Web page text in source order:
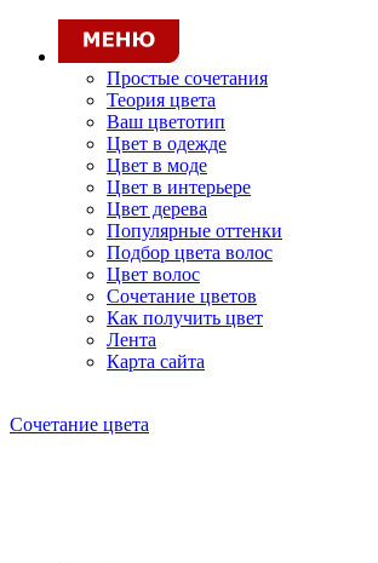
Простые сочетания
Теория цвета
Ваш цветотип
Цвет в одежде
Цвет в моде
Цвет в интерьере
Цвет дерева
Популярные оттенки
Подбор цвета волос
Цвет волос
Сочетание цветов
Как получить цвет
Лента
Карта сайта
Сочетание цвета